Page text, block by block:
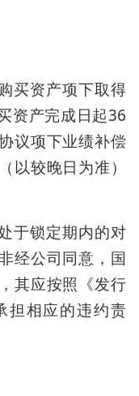
买资产项下取得
资产完成日起36
议项下业绩补偿
以较晚日为准）
于锁定期内的对
经公司同意，国
其应按照《发行
担相应的违约责